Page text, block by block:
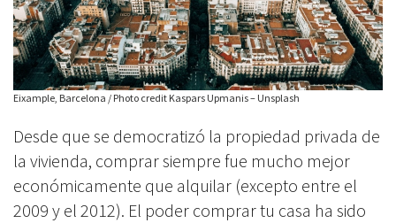
Eixample, Barcelona / Photo credit Kaspars Upmanis – Unsplash
Desde que se democratizó la propiedad privada de
la vivienda, comprar siempre fue mucho mejor
económicamente que alquilar (excepto entre el
2009 y el 2012). El poder comprar tu casa ha sido